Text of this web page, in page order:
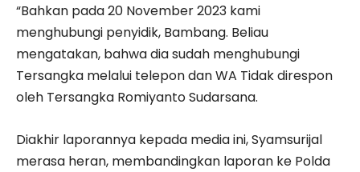
“Bahkan pada 20 November 2023 kami
menghubungi penyidik, Bambang. Beliau
mengatakan, bahwa dia sudah menghubungi
Tersangka melalui telepon dan WA Tidak direspon
oleh Tersangka Romiyanto Sudarsana.
Diakhir laporannya kepada media ini, Syamsurijal
merasa heran, membandingkan laporan ke Polda